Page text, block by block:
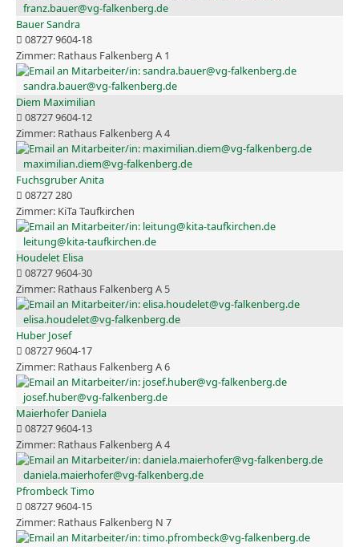
franz.bauer@vg-falkenberg.de
Bauer Sandra
08727 9604-18
Rathaus Falkenberg A 1
sandra.bauer@vg-falkenberg.de
Diem Maximilian
08727 9604-12
Rathaus Falkenberg A 4
maximilian.diem@vg-falkenberg.de
Fuchsgruber Anita
08727 280
KiTa Taufkirchen
leitung@kita-taufkirchen.de
Houdelet Elisa
08727 9604-30
Rathaus Falkenberg A 5
elisa.houdelet@vg-falkenberg.de
Huber Josef
08727 9604-17
Rathaus Falkenberg A 6
josef.huber@vg-falkenberg.de
Maierhofer Daniela
08727 9604-13
Rathaus Falkenberg A 4
daniela.maierhofer@vg-falkenberg.de
Pfrombeck Timo
08727 9604-15
Rathaus Falkenberg N 7